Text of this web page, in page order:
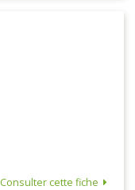
Consulter cette fiche